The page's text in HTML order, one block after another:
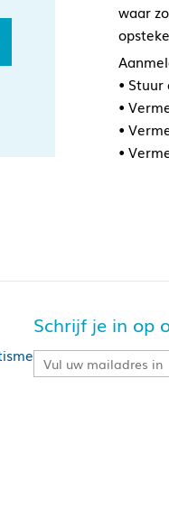
waar
•
•
•
•
Schrijf je in op